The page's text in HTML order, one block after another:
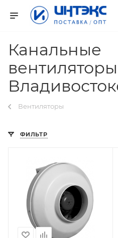
Канальные
Вентиляторы
ФИЛЬТР